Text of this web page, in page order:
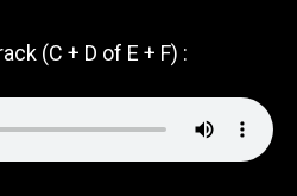
(C + D of E + F) :